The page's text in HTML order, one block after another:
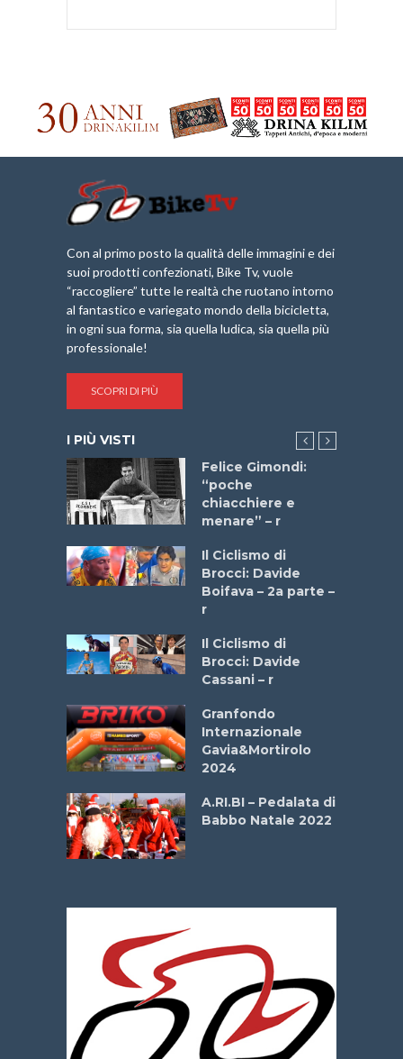
Con al primo posto la qualità delle immagini e dei
suoi prodotti confezionati, Bike Tv, vuole
“raccogliere” tutte le realtà che ruotano intorno
al fantastico e variegato mondo della bicicletta,
in ogni sua forma, sia quella ludica, sia quella più
professionale!
SCOPRI DI PIÙ
I PIÙ VISTI
Felice Gimondi:
“poche
chiacchiere e
menare” – r
Il Ciclismo di
Brocci: Davide
Boifava – 2a parte –
r
Il Ciclismo di
Brocci: Davide
Cassani – r
Granfondo
Internazionale
Gavia&Mortirolo
2024
A.RI.BI – Pedalata di
Babbo Natale 2022